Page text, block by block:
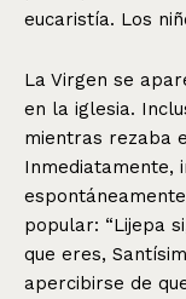
eucaristía. Los
La Virgen se
en la iglesia.
mientras rezaba
Inmediatamente,
popular: “Lijepa
que eres,
apercibirse de